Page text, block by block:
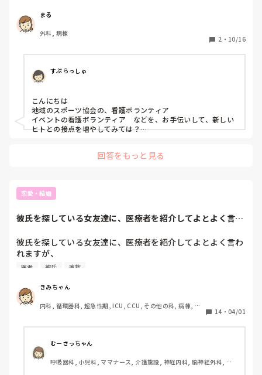
相談所へ入会しましたがアプリと変わらない仕様で
途方に暮れています。
友達からの紹介は難しいです💦
趣味もサークルなどがあるようなものではないので壊滅的で
す、、。
出会い方やこうしたらいいなどアドバイスあればお願いしま
まる
外科, 病棟
2 ・ 10/16
すぷらっしゅ
こんにちは
地域のスポーツ協会の、看護ボランティア
イベントの看護ボランティア　などを、お手伝いして、新しい
ヒトとの接点を増やしてみては？
回答をもっと見る
恋愛・結婚
彼氏を探している女友達に、医療者を紹介してよとよく言わ
彼氏を探している女友達に、医療者を紹介してよとよく言わ
れますが、
医者は当直あるし、家族の時間持てないし、結婚するなら絶
みなさんは、どの職種の方が彼氏、または夫として理想です
医者 彼氏 家族
きみちゃん
内科, 循環器科, 超急性期, ICU, CCU, その他の科, 病棟, 介
14 ・ 04/01
むーさっちゃん
呼吸器科, 小児科, ママナース, 介護施設, 神経内科, 脳神経外科, 慢